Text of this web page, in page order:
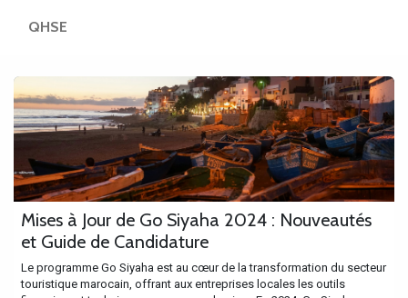
QHSE
Mises à Jour de Go Siyaha 2024 : Nouveautés
et Guide de Candidature
Le programme Go Siyaha est au cœur de la transformation du secteur
touristique marocain, offrant aux entreprises locales les outils